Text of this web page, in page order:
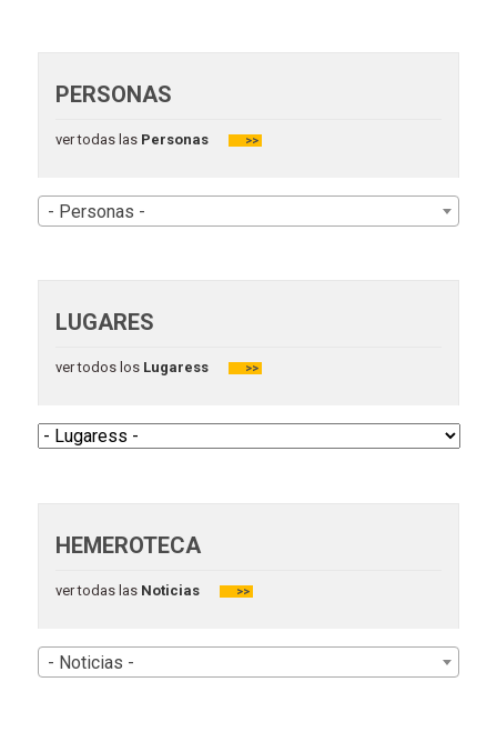
PERSONAS
ver todas lasPersonas >>
- Personas -
LUGARES
ver todos losLugaress >>
HEMEROTECA
ver todas lasNoticias >>
- Noticias -